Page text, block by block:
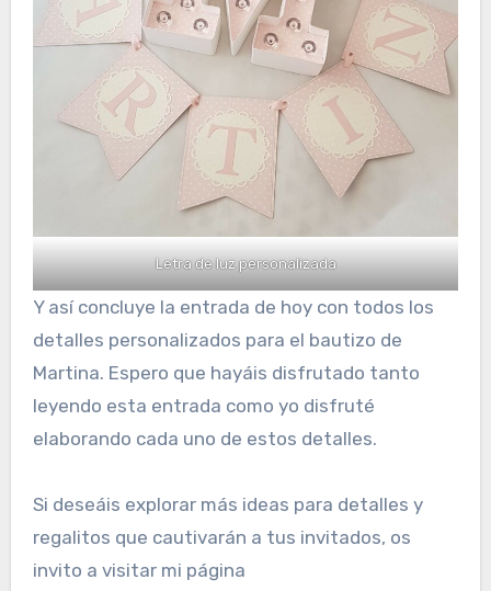
Letra de luz personalizada
Y así concluye la entrada de hoy con todos los
detalles personalizados para el bautizo de
Martina. Espero que hayáis disfrutado tanto
leyendo esta entrada como yo disfruté
elaborando cada uno de estos detalles.
Si deseáis explorar más ideas para detalles y
regalitos que cautivarán a tus invitados, os
invito a visitar mi página